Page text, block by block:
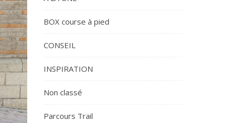
BOX course à pied
CONSEIL
INSPIRATION
Non classé
Parcours Trail